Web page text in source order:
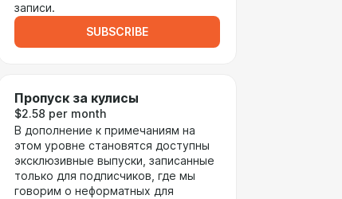
записи.
SUBSCRIBE
Пропуск за кулисы
$2.58 per month
В дополнение к примечаниям на
этом уровне становятся доступны
эксклюзивные выпуски, записанные
только для подписчиков, где мы
говорим о неформатных для